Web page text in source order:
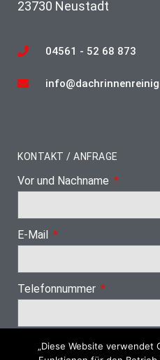
23730 Neustadt
04561 - 52 68 873
KONTAKT / ANFRAGE
Vor und Nachname
E-Mail
Telefonnummer
„Diese Website verwendet